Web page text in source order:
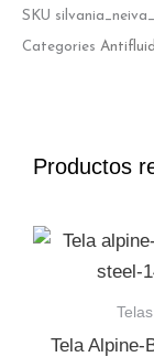
SKU
Categories
Productos
Telas
Tela Alpine-